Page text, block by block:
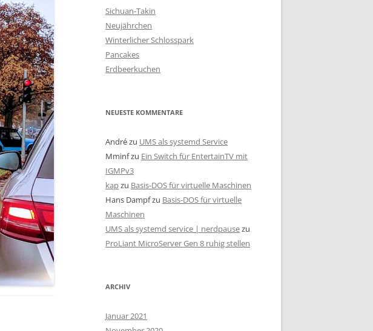
n
n
a
c
h
Sichuan-Takin
Neujährchen
Winterlicher Schlosspark
Pancakes
Erdbeerkuchen
NEUESTE KOMMENTARE
Andrézu UMS als systemd Service
Mminfzu Ein Switch für EntertainTV mit
IGMPv3
kapzu Basis-DOS für virtuelle Maschinen
Hans Dampfzu Basis-DOS für virtuelle
Maschinen
UMS als systemd service | nerdpausezu
ProLiant MicroServer Gen 8 ruhig stellen
ARCHIV
Januar 2021